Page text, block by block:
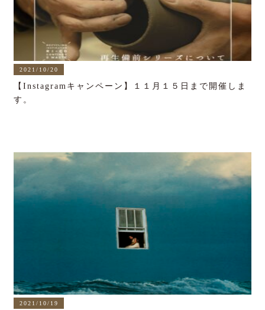
2021/10/20
【Instagramキャンペーン】１１月１５日まで開催しま
す。
2021/10/19